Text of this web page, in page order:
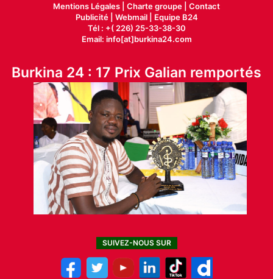
Mentions Légales | Charte groupe | Contact
Publicité| Webmail |
Equipe B24
Tél : +( 226) 25-33-38-30
Email: info[at]burkina24.com
Burkina 24 : 17 Prix Galian remportés
SUIVEZ-NOUS SUR